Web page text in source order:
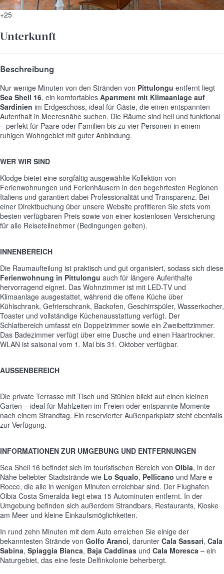
+25
Unterkunft
Beschreibung
Nur wenige Minuten von den Stränden von Pittulongu entfernt liegt
Sea Shell 16, ein komfortables Apartment mit Klimaanlage auf
Sardinien im Erdgeschoss, ideal für Gäste, die einen entspannten
Aufenthalt in Meeresnähe suchen. Die Räume sind hell und funktional
– perfekt für Paare oder Familien bis zu vier Personen in einem
ruhigen Wohngebiet mit guter Anbindung.
WER WIR SIND
Klodge bietet eine sorgfältig ausgewählte Kollektion von
Ferienwohnungen und Ferienhäusern in den begehrtesten Regionen
Italiens und garantiert dabei Professionalität und Transparenz. Bei
einer Direktbuchung über unsere Website profitieren Sie stets vom
besten verfügbaren Preis sowie von einer kostenlosen Versicherung
für alle Reiseteilnehmer (Bedingungen gelten).
INNENBEREICH
Die Raumaufteilung ist praktisch und gut organisiert, sodass sich diese
Ferienwohnung in Pittulongu auch für längere Aufenthalte
hervorragend eignet. Das Wohnzimmer ist mit LED-TV und
Klimaanlage ausgestattet, während die offene Küche über
Kühlschrank, Gefrierschrank, Backofen, Geschirrspüler, Wasserkocher,
Toaster und vollständige Küchenausstattung verfügt. Der
Schlafbereich umfasst ein Doppelzimmer sowie ein Zweibettzimmer.
Das Badezimmer verfügt über eine Dusche und einen Haartrockner.
WLAN ist saisonal vom 1. Mai bis 31. Oktober verfügbar.
AUSSENBEREICH
Die private Terrasse mit Tisch und Stühlen blickt auf einen kleinen
Garten – ideal für Mahlzeiten im Freien oder entspannte Momente
nach einem Strandtag. Ein reservierter Außenparkplatz steht ebenfalls
zur Verfügung.
INFORMATIONEN ZUR UMGEBUNG UND ENTFERNUNGEN
Sea Shell 16 befindet sich im touristischen Bereich von Olbia, in der
Nähe beliebter Stadtstrände wie Lo Squalo, Pellicano und Mare e
Rocce, die alle in wenigen Minuten erreichbar sind. Der Flughafen
Olbia Costa Smeralda liegt etwa 15 Autominuten entfernt. In der
Umgebung befinden sich außerdem Strandbars, Restaurants, Kioske
am Meer und kleine Einkaufsmöglichkeiten.
In rund zehn Minuten mit dem Auto erreichen Sie einige der
bekanntesten Strände von Golfo Aranci, darunter Cala Sassari, Cala
Sabina, Spiaggia Bianca, Baja Caddinas und Cala Moresca – ein
Naturgebiet, das eine feste Delfinkolonie beherbergt.